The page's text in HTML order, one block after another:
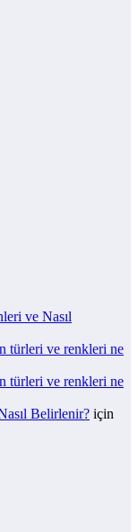
ve Nasıl
türleri ve renkleri ne
türleri ve renkleri ne
Belirlenir? için